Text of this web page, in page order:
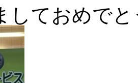
しておめで